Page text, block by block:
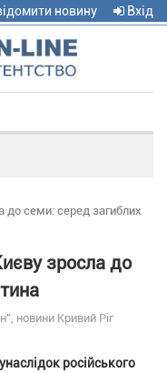
новину Вхід
до семи: серед загиблих
зросла до
новини Кривий Ріг
російського